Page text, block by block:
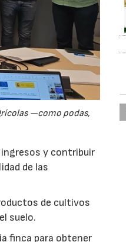
—como podas,
y contribuir
de las
de cultivos
suelo.
finca para obtener
30/07/2026